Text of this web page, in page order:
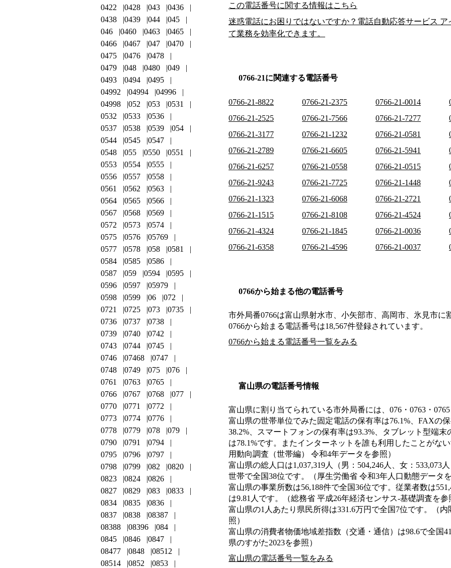
この電話番号に関する情報はこちら
迷惑電話にお困りではないですか？電話自動応答サービス
て業務を効率化できます。
0766-21に関連する電話番号
0766-21-8822 0766-21-2375 0766-21-0014
0766-21-2525
0766-21-7566 0766-21-7277
0766-21-3177
0766-21-1232 0766-21-0581
0766-21-2789
0766-21-6605 0766-21-5941
0766-21-6257
0766-21-0558 0766-21-0515
0766-21-9243
0766-21-7725 0766-21-1448
0766-21-1323
0766-21-6068 0766-21-2721
0766-21-1515
0766-21-8108 0766-21-4524
0766-21-4324
0766-21-1845 0766-21-0036
0766-21-6358
0766-21-4596 0766-21-0037
0766から始まる他の電話番号
市外局番0766は富山県射水市、小矢部市、高岡市、氷見市に
0766から始まる電話番号は18,567件登録されています。
0766から始まる電話番号一覧をみる
富山県の電話番号情報
富山県に割り当てられている市外局番には、076・0763・0765
富山県の世帯単位でみた固定電話の保有率は76.1%、FAXの
38.2%、スマートフォンの保有率は93.3%、タブレット型端
は78.1%です。またインターネットを誰も利用したことがな
用動向調査（世帯編） 令和4年データを参照）
富山県の総人口は1,037,319人（男：504,246人、女：533,073
世帯で全国38位です。（厚生労働省 令和3年人口動態データを
富山県の事業所数は56,188件で全国36位です。従業者数は
は9.81人です。（総務省 平成26年経済センサス‐基礎調査を参
富山県の1人あたり県民所得は331.6万円で全国7位です。（
照）
富山県の消費者物価地域差指数（交通・通信）は98.6で全国
県のすがた2023を参照）
富山県の電話番号一覧をみる
0422
0428 043
0436
0438
0439 044
045
046
0460 0463
0465
0466
0467 047
0470
0475
0476
0478
0479
048 0480
049
0493
0494
0495
04992
04994
04996
04998
052 053
0531
0532
0533
0536
0537
0538 0539
054
0544
0545
0547
0548
055 0550
0551
0553
0554
0555
0556
0557
0558
0561
0562
0563
0564
0565
0566
0567
0568
0569
0572
0573
0574
0575
0576
05769
0577
0578 058
0581
0584
0585
0586
0587
059 0594
0595
0596
0597
05979
0598
0599 06
072
0721
0725 073
0735
0736
0737
0738
0739
0740
0742
0743
0744
0745
0746
07468
0747
0748
0749 075
076
0761
0763
0765
0766
0767 0768
077
0770
0771
0772
0773
0774
0776
0778
0779 078
079
0790
0791
0794
0795
0796
0797
0798
0799 082
0820
0823
0824
0826
0827
0829 083
0833
0834
0835
0836
0837
0838
08387
08388
08396
084
0845
0846
0847
08477
0848
08512
08514
0852
0853